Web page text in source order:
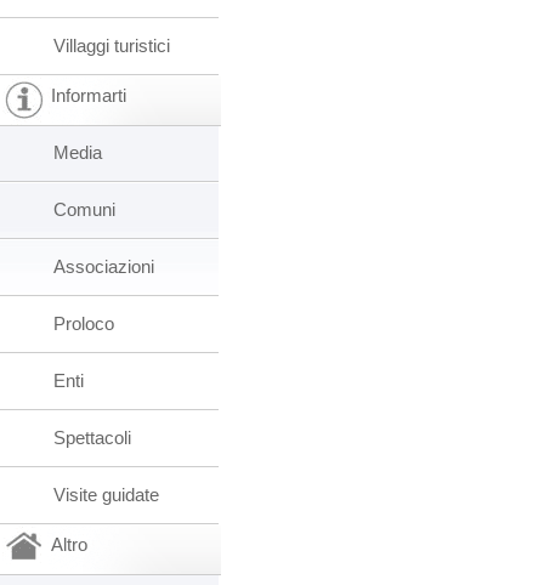
Villaggi turistici
Informarti
Media
Comuni
Associazioni
Proloco
Enti
Spettacoli
Visite guidate
Altro